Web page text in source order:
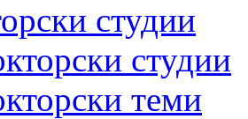
студии
студии
теми